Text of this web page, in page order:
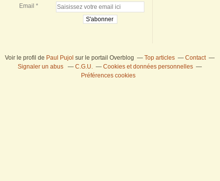
Email
Voir le profil de Paul Pujol sur le portail Overblog Top articles
Contact
Signaler un abus
C.G.U.
Cookies et données personnelles
Préférences cookies